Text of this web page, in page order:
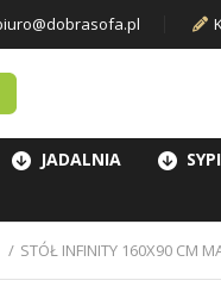
JADALNIA
STÓŁ INFINITY 160X90 CM